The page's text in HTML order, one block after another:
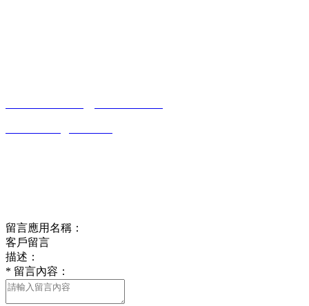
留言應用名稱：
客戶留言
描述：
* 留言內容：